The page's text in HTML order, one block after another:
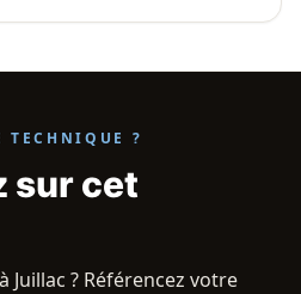
TECHNIQUE ?
sur cet
Juillac ? Référencez votre